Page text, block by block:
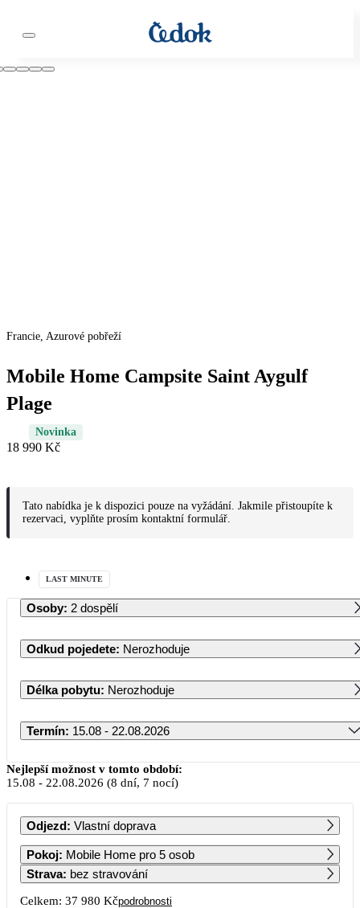
Francie, Azurové pobřeží
Mobile Home Campsite Saint Aygulf
Plage
Novinka
18 990 Kč
Tato nabídka je k dispozici pouze na vyžádání. Jakmile přistoupíte k
rezervaci, vyplňte prosím kontaktní formulář.
LAST MINUTE
Osoby: 2 dospělí
Odkud pojedete: Nerozhoduje
Délka pobytu: Nerozhoduje
Termín: 15.08 - 22.08.2026
Srpen 2026
PO ÚT ST ČT PÁ SO NE
1 2
3 4 5 6 7 8 9
Nejlepší možnost v tomto období:
15.08 - 22.08.2026 (8 dní, 7 nocí)
Odjezd: Vlastní doprava
Pokoj: Mobile Home pro 5 osob
Strava: bez stravování
Celkem: 37 980 Kčpodrobnosti